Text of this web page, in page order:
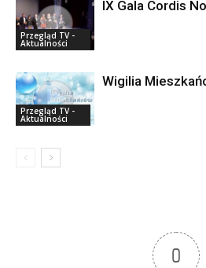
Przegląd TV -
Aktualności
IX Gala Cordis
Przegląd TV -
Aktualności
Wigilia
0